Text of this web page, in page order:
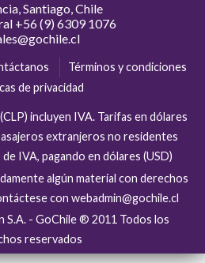
Santiago, Chile
+56 (9) 6309 1076
Términos y condiciones
de privacidad
incluyen IVA. Tarifas en dólares
extranjeros no residentes
IVA, pagando en dólares (USD)
algún material con derechos
con webadmin@gochile.cl
- GoChile ® 2011 Todos los
reservados